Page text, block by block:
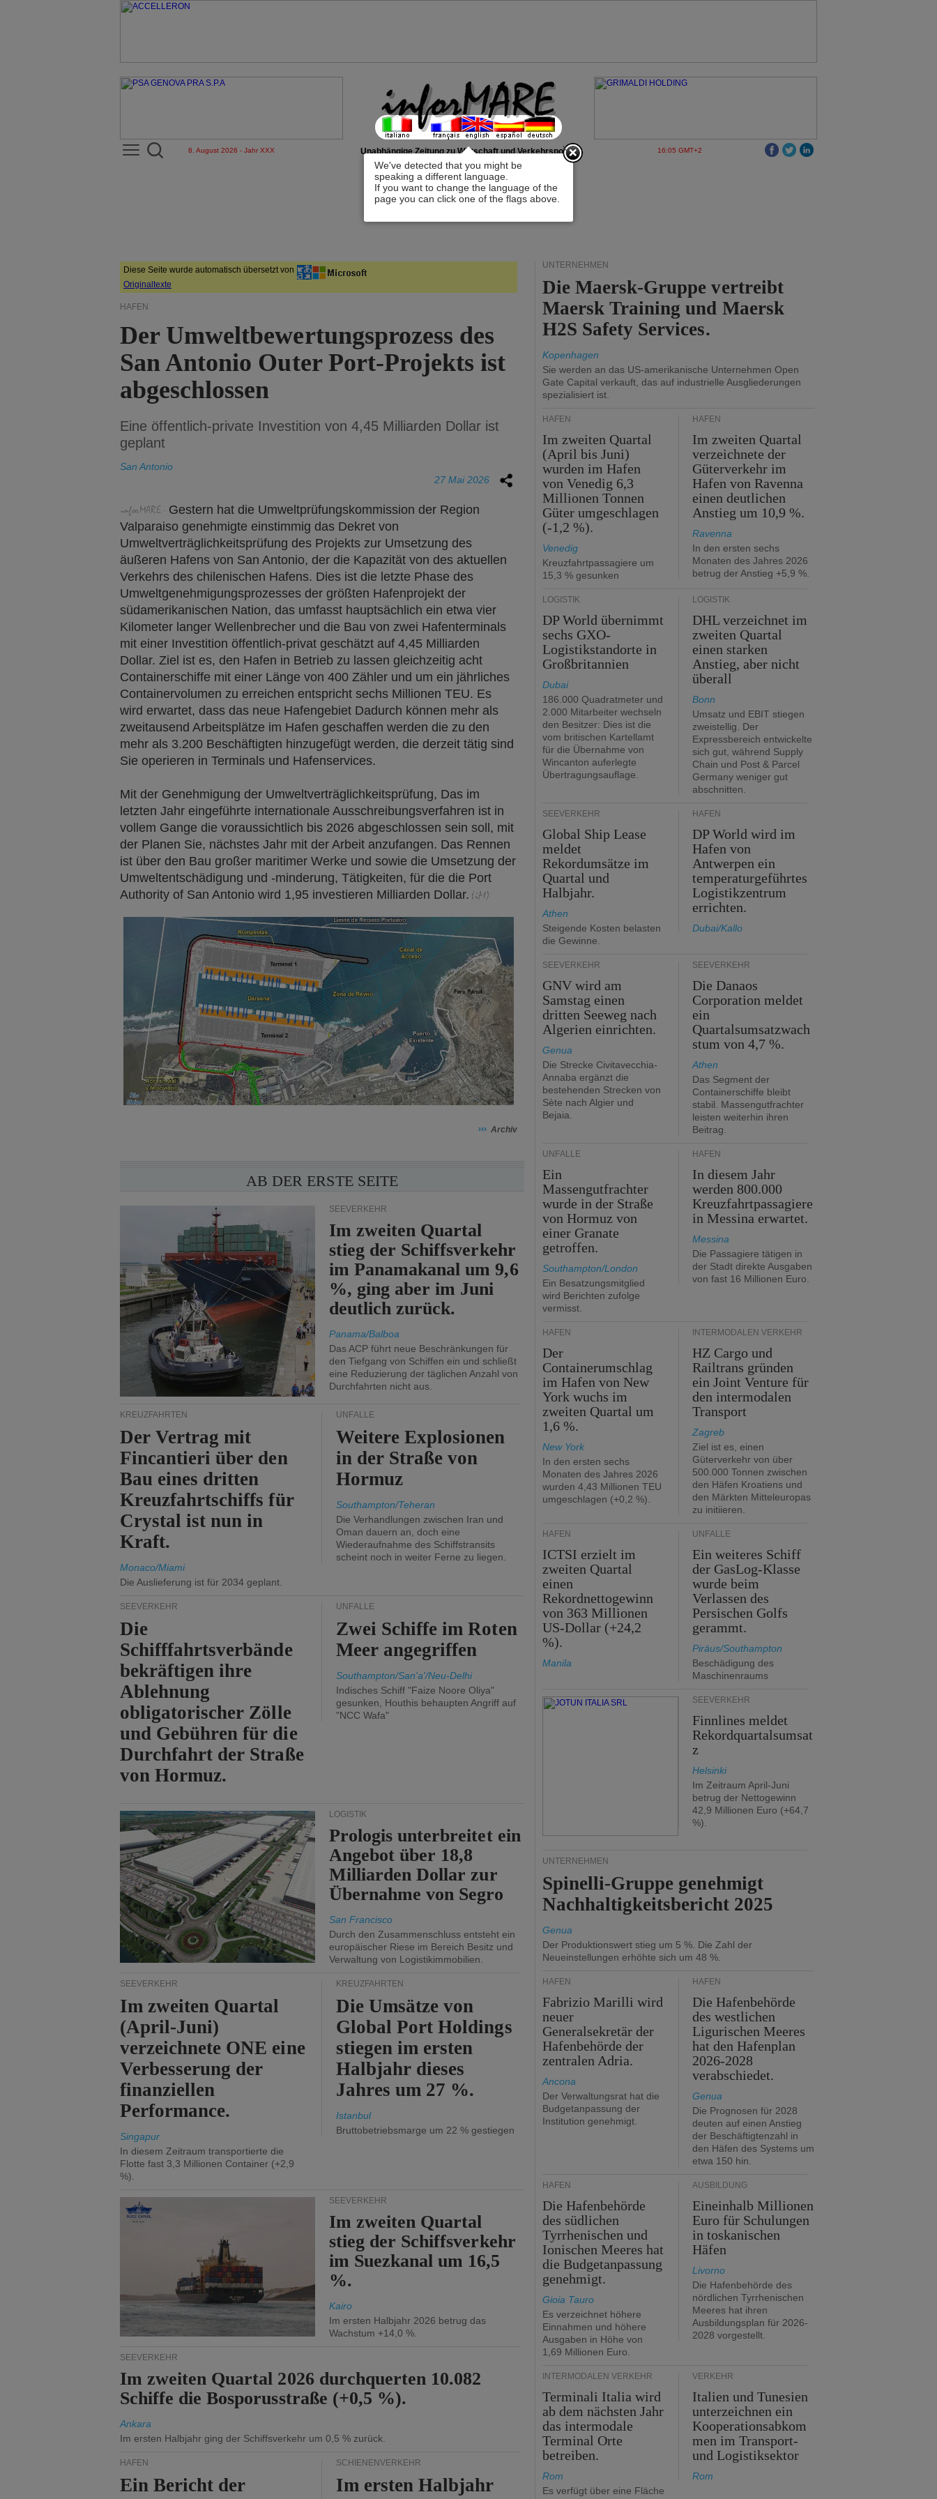
We've detected that you might be
speaking a different language.
If you want to change the language of the
page you can click one of the flags above.
x
8. August 2026 - Jahr XXX Unabhängige Zeitung zu Wirtschaft und Verkehrspolitik 16:05 GMT+2
Diese Seite wurde automatisch übersetzt von
Originaltexte
HÄFEN
Der Umweltbewertungsprozess des
San Antonio Outer Port-Projekts ist
abgeschlossen
Eine öffentlich-private Investition von 4,45 Milliarden Dollar ist
geplant
San Antonio
27 Mai 2026
Gestern hat die Umweltprüfungskommission der Region
Valparaiso genehmigte einstimmig das Dekret von
Umweltverträglichkeitsprüfung des Projekts zur Umsetzung des
äußeren Hafens von San Antonio, der die Kapazität von des aktuellen
Verkehrs des chilenischen Hafens. Dies ist die letzte Phase des
Umweltgenehmigungsprozesses der größten Hafenprojekt der
südamerikanischen Nation, das umfasst hauptsächlich ein etwa vier
Kilometer langer Wellenbrecher und die Bau von zwei Hafenterminals
mit einer Investition öffentlich-privat geschätzt auf 4,45 Milliarden
Dollar. Ziel ist es, den Hafen in Betrieb zu lassen gleichzeitig acht
Containerschiffe mit einer Länge von 400 Zähler und um ein jährliches
Containervolumen zu erreichen entspricht sechs Millionen TEU. Es
wird erwartet, dass das neue Hafengebiet Dadurch können mehr als
zweitausend Arbeitsplätze im Hafen geschaffen werden die zu den
mehr als 3.200 Beschäftigten hinzugefügt werden, die derzeit tätig sind
Sie operieren in Terminals und Hafenservices.
Mit der Genehmigung der Umweltverträglichkeitsprüfung, Das im
letzten Jahr eingeführte internationale Ausschreibungsverfahren ist in
vollem Gange die voraussichtlich bis 2026 abgeschlossen sein soll, mit
der Planen Sie, nächstes Jahr mit der Arbeit anzufangen. Das Rennen
ist über den Bau großer maritimer Werke und sowie die Umsetzung der
Umweltentschädigung und -minderung, Tätigkeiten, für die die Port
Authority of San Antonio wird 1,95 investieren Milliarden Dollar.
››› Archiv
AB DER ERSTE SEITE
SEEVERKEHR
Im zweiten Quartal
stieg der Schiffsverkehr
im Panamakanal um 9,6
%, ging aber im Juni
deutlich zurück.
Panama/Balboa
Das ACP führt neue Beschränkungen für
den Tiefgang von Schiffen ein und schließt
eine Reduzierung der täglichen Anzahl von
Durchfahrten nicht aus.
KREUZFAHRTEN
Der Vertrag mit
Fincantieri über den
Bau eines dritten
Kreuzfahrtschiffs für
Crystal ist nun in
Kraft.
Monaco/Miami
Die Auslieferung ist für 2034 geplant.
UNFÄLLE
Weitere Explosionen
in der Straße von
Hormuz
Southampton/Teheran
Die Verhandlungen zwischen Iran und
Oman dauern an, doch eine
Wiederaufnahme des Schiffstransits
scheint noch in weiter Ferne zu liegen.
SEEVERKEHR
Die
Schifffahrtsverbände
bekräftigen ihre
Ablehnung
obligatorischer Zölle
und Gebühren für die
Durchfahrt der Straße
von Hormuz.
UNFÄLLE
Zwei Schiffe im Roten
Meer angegriffen
Southampton/San'a'/Neu-Delhi
Indisches Schiff "Faize Noore Oliya"
gesunken, Houthis behaupten Angriff auf
"NCC Wafa"
LOGISTIK
Prologis unterbreitet ein
Angebot über 18,8
Milliarden Dollar zur
Übernahme von Segro
San Francisco
Durch den Zusammenschluss entsteht ein
europäischer Riese im Bereich Besitz und
Verwaltung von Logistikimmobilien.
SEEVERKEHR
Im zweiten Quartal
(April-Juni)
verzeichnete ONE eine
Verbesserung der
finanziellen
Performance.
Singapur
In diesem Zeitraum transportierte die
Flotte fast 3,3 Millionen Container (+2,9
%).
KREUZFAHRTEN
Die Umsätze von
Global Port Holdings
stiegen im ersten
Halbjahr dieses
Jahres um 27 %.
Istanbul
Bruttobetriebsmarge um 22 % gestiegen
SEEVERKEHR
Im zweiten Quartal
stieg der Schiffsverkehr
im Suezkanal um 16,5
%.
Kairo
Im ersten Halbjahr 2026 betrug das
Wachstum +14,0 %.
SEEVERKEHR
Im zweiten Quartal 2026 durchquerten 10.082
Schiffe die Bosporusstraße (+0,5 %).
Ankara
Im ersten Halbjahr ging der Schiffsverkehr um 0,5 % zurück.
HÄFEN
Ein Bericht der
SCHIENENVERKEHR
Im ersten Halbjahr
UNTERNEHMEN
Die Maersk-Gruppe vertreibt
Maersk Training und Maersk
H2S Safety Services.
Kopenhagen
Sie werden an das US-amerikanische Unternehmen Open
Gate Capital verkauft, das auf industrielle Ausgliederungen
spezialisiert ist.
HÄFEN
Im zweiten Quartal
(April bis Juni)
wurden im Hafen
von Venedig 6,3
Millionen Tonnen
Güter umgeschlagen
(-1,2 %).
Venedig
Kreuzfahrtpassagiere um
15,3 % gesunken
HÄFEN
Im zweiten Quartal
verzeichnete der
Güterverkehr im
Hafen von Ravenna
einen deutlichen
Anstieg um 10,9 %.
Ravenna
In den ersten sechs
Monaten des Jahres 2026
betrug der Anstieg +5,9 %.
LOGISTIK
DP World übernimmt
sechs GXO-
Logistikstandorte in
Großbritannien
Dubai
186.000 Quadratmeter und
2.000 Mitarbeiter wechseln
den Besitzer: Dies ist die
vom britischen Kartellamt
für die Übernahme von
Wincanton auferlegte
Übertragungsauflage.
LOGISTIK
DHL verzeichnet im
zweiten Quartal
einen starken
Anstieg, aber nicht
überall
Bonn
Umsatz und EBIT stiegen
zweistellig. Der
Expressbereich entwickelte
sich gut, während Supply
Chain und Post & Parcel
Germany weniger gut
abschnitten.
SEEVERKEHR
Global Ship Lease
meldet
Rekordumsätze im
Quartal und
Halbjahr.
Athen
Steigende Kosten belasten
die Gewinne.
HÄFEN
DP World wird im
Hafen von
Antwerpen ein
temperaturgeführtes
Logistikzentrum
errichten.
Dubai/Kallo
SEEVERKEHR
GNV wird am
Samstag einen
dritten Seeweg nach
Algerien einrichten.
Genua
Die Strecke Civitavecchia-
Annaba ergänzt die
bestehenden Strecken von
Sète nach Algier und
Bejaia.
SEEVERKEHR
Die Danaos
Corporation meldet
ein
Quartalsumsatzwach
stum von 4,7 %.
Athen
Das Segment der
Containerschiffe bleibt
stabil. Massengutfrachter
leisten weiterhin ihren
Beitrag.
UNFÄLLE
Ein
Massengutfrachter
wurde in der Straße
von Hormuz von
einer Granate
getroffen.
Southampton/London
Ein Besatzungsmitglied
wird Berichten zufolge
vermisst.
HÄFEN
In diesem Jahr
werden 800.000
Kreuzfahrtpassagiere
in Messina erwartet.
Messina
Die Passagiere tätigen in
der Stadt direkte Ausgaben
von fast 16 Millionen Euro.
HÄFEN
Der
Containerumschlag
im Hafen von New
York wuchs im
zweiten Quartal um
1,6 %.
New York
In den ersten sechs
Monaten des Jahres 2026
wurden 4,43 Millionen TEU
umgeschlagen (+0,2 %).
INTERMODALEN VERKEHR
HZ Cargo und
Railtrans gründen
ein Joint Venture für
den intermodalen
Transport
Zagreb
Ziel ist es, einen
Güterverkehr von über
500.000 Tonnen zwischen
den Häfen Kroatiens und
den Märkten Mitteleuropas
zu initiieren.
HÄFEN
ICTSI erzielt im
zweiten Quartal
einen
Rekordnettogewinn
von 363 Millionen
US-Dollar (+24,2
%).
Manila
UNFÄLLE
Ein weiteres Schiff
der GasLog-Klasse
wurde beim
Verlassen des
Persischen Golfs
gerammt.
Piräus/Southampton
Beschädigung des
Maschinenraums
SEEVERKEHR
Finnlines meldet
Rekordquartalsumsat
z
Helsinki
Im Zeitraum April-Juni
betrug der Nettogewinn
42,9 Millionen Euro (+64,7
%).
UNTERNEHMEN
Spinelli-Gruppe genehmigt
Nachhaltigkeitsbericht 2025
Genua
Der Produktionswert stieg um 5 %. Die Zahl der
Neueinstellungen erhöhte sich um 48 %.
HÄFEN
Fabrizio Marilli wird
neuer
Generalsekretär der
Hafenbehörde der
zentralen Adria.
Ancona
Der Verwaltungsrat hat die
Budgetanpassung der
Institution genehmigt.
HÄFEN
Die Hafenbehörde
des westlichen
Ligurischen Meeres
hat den Hafenplan
2026-2028
verabschiedet.
Genua
Die Prognosen für 2028
deuten auf einen Anstieg
der Beschäftigtenzahl in
den Häfen des Systems um
etwa 150 hin.
HÄFEN
Die Hafenbehörde
des südlichen
Tyrrhenischen und
Ionischen Meeres hat
die Budgetanpassung
genehmigt.
Gioia Tauro
Es verzeichnet höhere
Einnahmen und höhere
Ausgaben in Höhe von
1,69 Millionen Euro.
AUSBILDUNG
Eineinhalb Millionen
Euro für Schulungen
in toskanischen
Häfen
Livorno
Die Hafenbehörde des
nördlichen Tyrrhenischen
Meeres hat ihren
Ausbildungsplan für 2026-
2028 vorgestellt.
INTERMODALEN VERKEHR
Terminali Italia wird
ab dem nächsten Jahr
das intermodale
Terminal Orte
betreiben.
Rom
Es verfügt über eine Fläche
VERKEHR
Italien und Tunesien
unterzeichnen ein
Kooperationsabkom
men im Transport-
und Logistiksektor
Rom